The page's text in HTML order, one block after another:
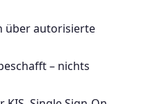
über autorisierte
– nichts